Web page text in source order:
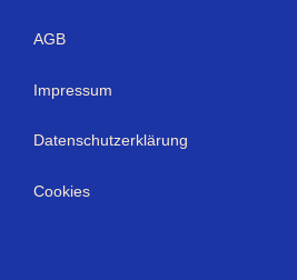
AGB
Impressum
Datenschutzerklärung
Cookies